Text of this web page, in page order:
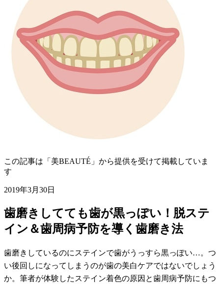
この記事は「美BEAUTÉ」から提供を受けて掲載していま
す
2019年3月30日
歯磨きしてても歯が黒っぽい！脱ステ
イン＆歯周病予防を導く歯磨き法
歯磨きしているのにステインで歯がうっすら黒っぽい…。つ
い後回しになってしまうのが歯の美白ケアではないでしょう
か。筆者が体験したステイン着色の原因と歯周病予防にもつ